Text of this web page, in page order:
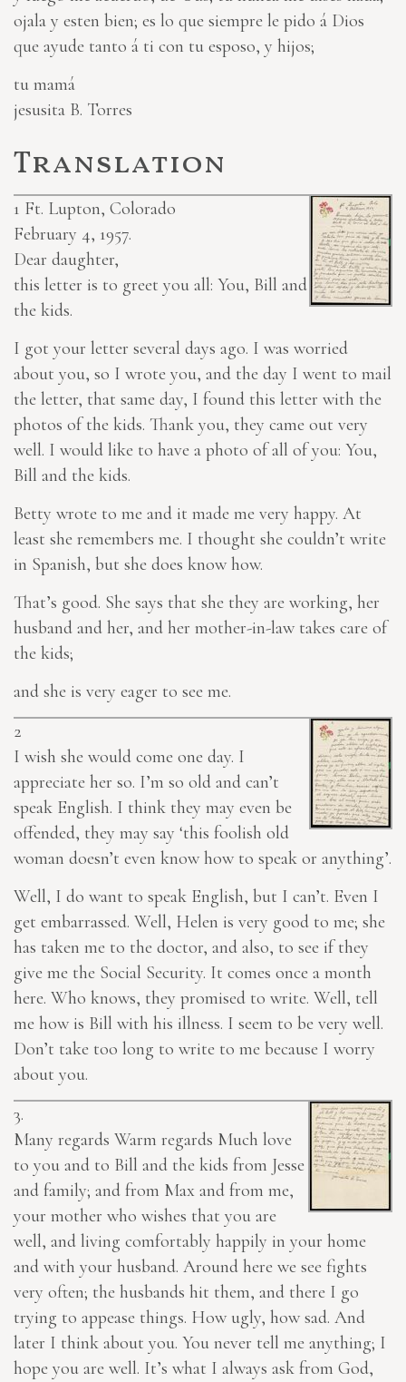
ojala y esten bien; es lo que siempre le pido á Dios
que ayude tanto á ti con tu esposo, y hijos;
tu mamá
jesusita B. Torres
Translation
1 Ft. Lupton, Colorado
February 4, 1957.
Dear daughter,
this letter is to greet you all: You, Bill and
the kids.
I got your letter several days ago. I was worried
about you, so I wrote you, and the day I went to mail
the letter, that same day, I found this letter with the
photos of the kids. Thank you, they came out very
well. I would like to have a photo of all of you: You,
Bill and the kids.
Betty wrote to me and it made me very happy. At
least she remembers me. I thought she couldn’t write
in Spanish, but she does know how.
That’s good. She says that she they are working, her
husband and her, and her mother-in-law takes care of
the kids;
and she is very eager to see me.
2
I wish she would come one day. I
appreciate her so. I’m so old and can’t
speak English. I think they may even be
offended, they may say ‘this foolish old
woman doesn’t even know how to speak or anything’.
Well, I do want to speak English, but I can’t. Even I
get embarrassed. Well, Helen is very good to me; she
has taken me to the doctor, and also, to see if they
give me the Social Security. It comes once a month
here. Who knows, they promised to write. Well, tell
me how is Bill with his illness. I seem to be very well.
Don’t take too long to write to me because I worry
about you.
3.
Many regards Warm regards Much love
to you and to Bill and the kids from Jesse
and family; and from Max and from me,
your mother who wishes that you are
well, and living comfortably happily in your home
and with your husband. Around here we see fights
very often; the husbands hit them, and there I go
trying to appease things. How ugly, how sad. And
later I think about you. You never tell me anything; I
hope you are well. It’s what I always ask from God,